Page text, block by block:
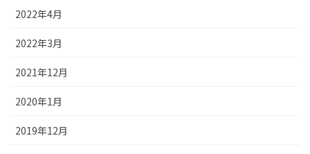
2022年4月
2022年3月
2021年12月
2020年1月
2019年12月